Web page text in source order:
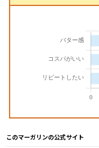
このマーガリンの公式サイト